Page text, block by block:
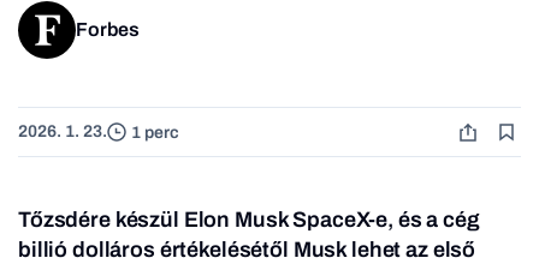
Forbes
2026. 1. 23. 1 perc
Tőzsdére készül Elon Musk SpaceX-e, és a cég
billió dolláros értékelésétől Musk lehet az első